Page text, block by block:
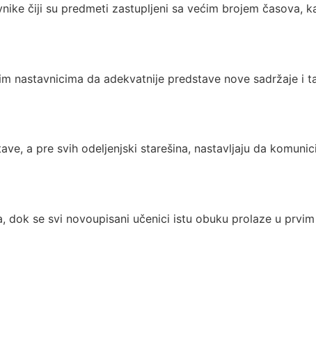
čiji su predmeti zastupljeni sa većim brojem časova,
da adekvatnije predstave nove sadržaje i
a pre svih odeljenjski starešina, nastavljaju da
se svi novoupisani učenici istu obuku prolaze u